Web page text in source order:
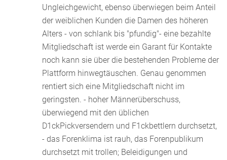
Ungleichgewicht, ebenso überwiegen beim Anteil
der weiblichen Kunden die Damen des höheren
Alters - von schlank bis "pfundig"- eine bezahlte
Mitgliedschaft ist werde ein Garant für Kontakte
noch kann sie über die bestehenden Probleme der
Plattform hinwegtäuschen. Genau genommen
rentiert sich eine Mitgliedschaft nicht im
geringsten. - hoher Männerüberschuss,
überwiegend mit den üblichen
D1ckPickversendern und F1ckbettlern durchsetzt,
- das Forenklima ist rauh, das Forenpublikum
durchsetzt mit trollen; Beleidigungen und